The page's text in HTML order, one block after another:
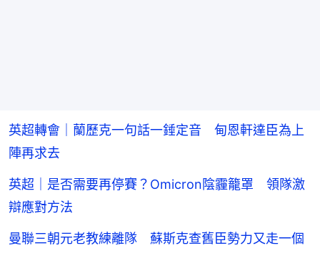
英超轉會｜蘭歷克一句話一錘定音 甸恩軒達臣為上
陣再求去
英超｜是否需要再停賽？Omicron陰霾籠罩 領隊激
辯應對方法
曼聯三朝元老教練離隊 蘇斯克查舊臣勢力又走一個